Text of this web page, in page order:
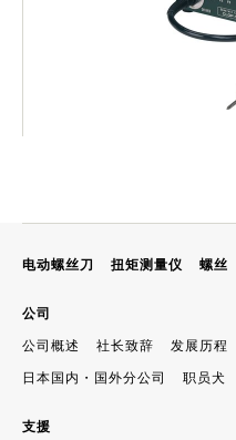
电动螺丝刀 扭矩测量仪 螺丝
公司
公司概述 社长致辞 发展历程
日本国内・国外分公司 职员犬
支援